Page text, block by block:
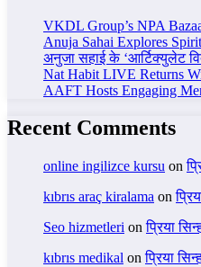
VKDL Group’s NPA
Anuja Sahai Explores
अनुजा सहाई के ‘आर्टिक्युलेट
Nat Habit LIVE Returns
AAFT Hosts Engaging
Recent Comments
online ingilizce kursu on
kıbrıs araç kiralama on
Seo hizmetleri onप्रिया
kıbrıs medikal onप्रिया